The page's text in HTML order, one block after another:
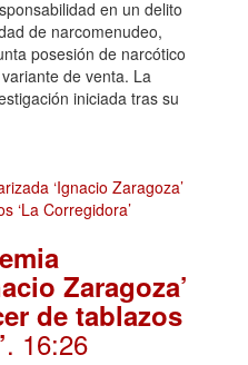
en un delito
de narcomenudeo,
posesión de narcótico
de venta. La
iniciada tras su
Zaragoza’
de tablazos
. 16:26